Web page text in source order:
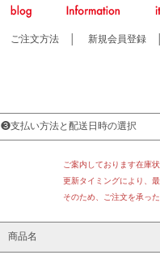
ご注文方法 新規会員登録
❸支払い方法と配送日時の選択
ご案内しております在庫
更新タイミングにより、
そのため、ご注文を承っ
商品名